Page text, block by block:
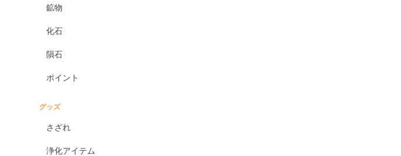
鉱物
化石
隕石
ポイント
グッズ
さざれ
浄化アイテム